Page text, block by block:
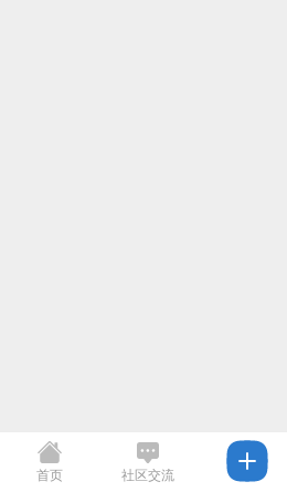
首页 社区交流